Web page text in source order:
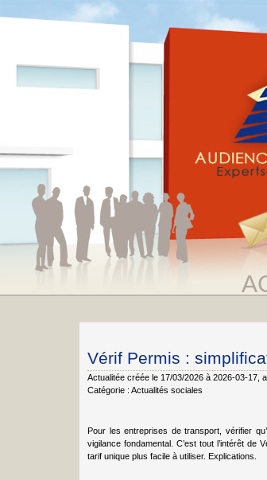
Vérif Permis :
Actualitée créée le 17/03/2026 à 2026-03-17 ,
Catégorie : Actualités sociales
Pour les entreprises de transport, vérifier
vigilance fondamental. C’est tout l’intérêt
tarif unique plus facile à utiliser. Explications.